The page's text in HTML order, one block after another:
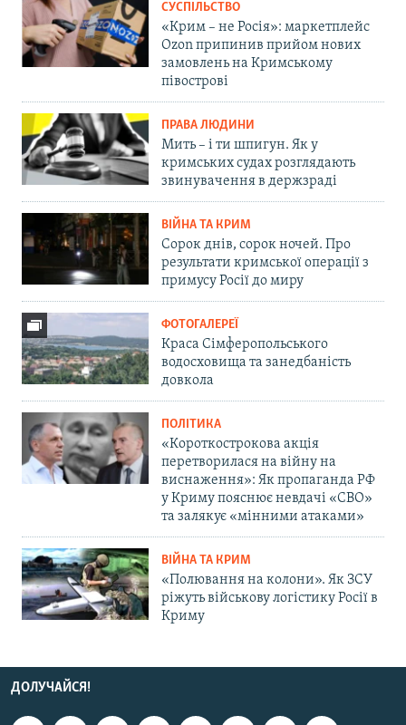
СУСПІЛЬСТВО
«Крим – не Росія»: маркетплейс
Ozon припинив прийом нових
замовлень на Кримському
півострові
ПРАВА ЛЮДИНИ
Мить – і ти шпигун. Як у
кримських судах розглядають
звинувачення в держзраді
ВІЙНА ТА КРИМ
Сорок днів, сорок ночей. Про
результати кримської операції з
примусу Росії до миру
ФОТОГАЛЕРЕЇ
Краса Сімферопольського
водосховища та занедбаність
довкола
ПОЛІТИКА
«Короткострокова акція
перетворилася на війну на
виснаження»: Як пропаганда РФ
у Криму пояснює невдачі «СВО»
та залякує «мінними атаками»
ВІЙНА ТА КРИМ
«Полювання на колони». Як ЗСУ
ріжуть військову логістику Росії в
Криму
ДОЛУЧАЙСЯ!